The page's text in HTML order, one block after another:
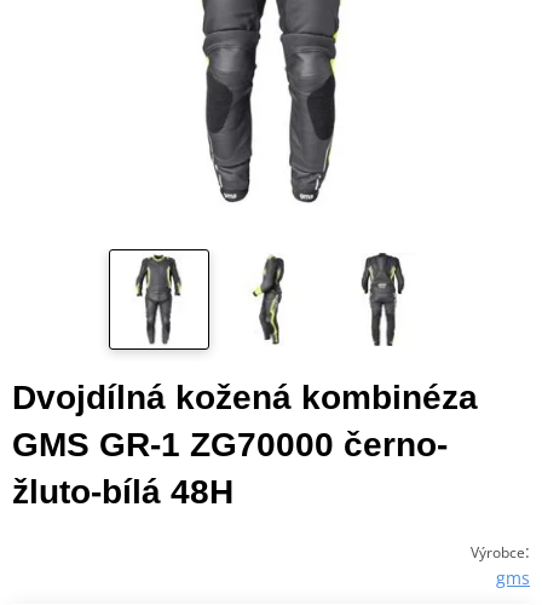
Dvojdílná kožená kombinéza
GMS GR-1 ZG70000 černo-
žluto-bílá 48H
Výrobce:
gms